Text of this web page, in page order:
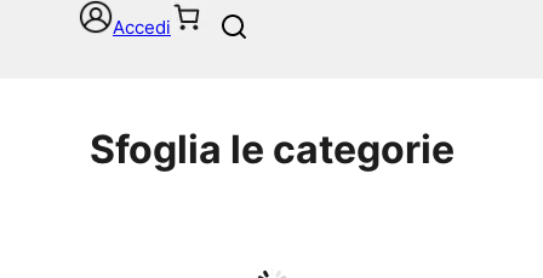
Accedi
h
Sfoglia le categorie